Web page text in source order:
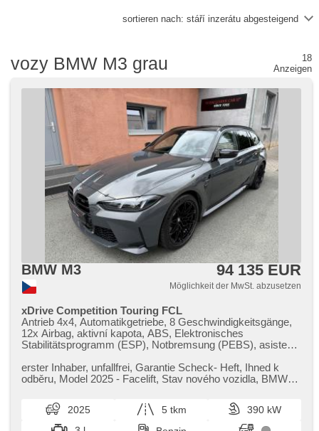
sortieren nach: stáří inzerátu abgesteigend
vozy BMW M3 grau
18
Anzeigen
BMW M3 94 135 EUR
Möglichkeit der MwSt. abzusetzen
xDrive Competition Touring FCL
Antrieb 4x4, Automatikgetriebe, 8 Geschwindigkeitsgänge,
12x Airbag, aktivní kapota, ABS, Elektronisches
Stabilitätsprogramm (ESP), Notbremsung (PEBS), asistent
(SLIF), Uhr Spur, Blind Spot Anzeige, asistent změny
jízdního pruhu, asistent jízdy v jízdním pruhu, Überwachung
Servolenkung, třízónová klimatizace, Klimaautomatik,
Adaptive Geschwindigkeitsregelung, LED adaptivní
světlomety, Schaltflutlicht, LED denní svícení, automatické
erster Inhaber,​ unfallfrei,​ Garantie Scheck​- Heft,​ Ihned k
odběru,​ Model 2025 ​- Facelift,​ Stav nového vozidla,​ BMW
2025 5 tkm
390 kW